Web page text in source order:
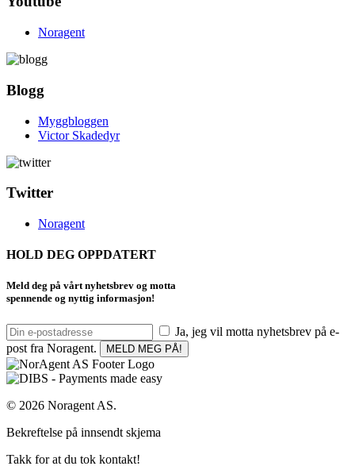
Noragent
Blogg
Myggbloggen
Victor Skadedyr
Twitter
Noragent
HOLD DEG OPPDATERT
Meld deg på vårt nyhetsbrev og motta
spennende og nyttig informasjon!
Ja, jeg vil motta nyhetsbrev på e-
post fra Noragent.
© 2026 Noragent AS.
Bekreftelse på innsendt skjema
Takk for at du tok kontakt!